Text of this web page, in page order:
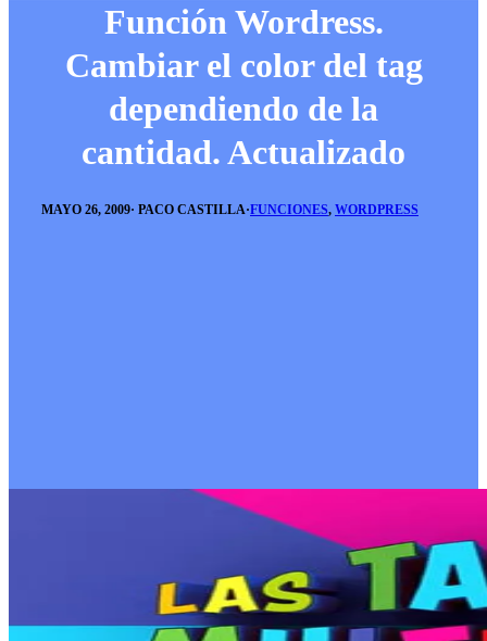
Función Wordress.
Cambiar el color del tag
dependiendo de la
cantidad. Actualizado
MAYO 26, 2009· PACO CASTILLA·FUNCIONES, WORDPRESS